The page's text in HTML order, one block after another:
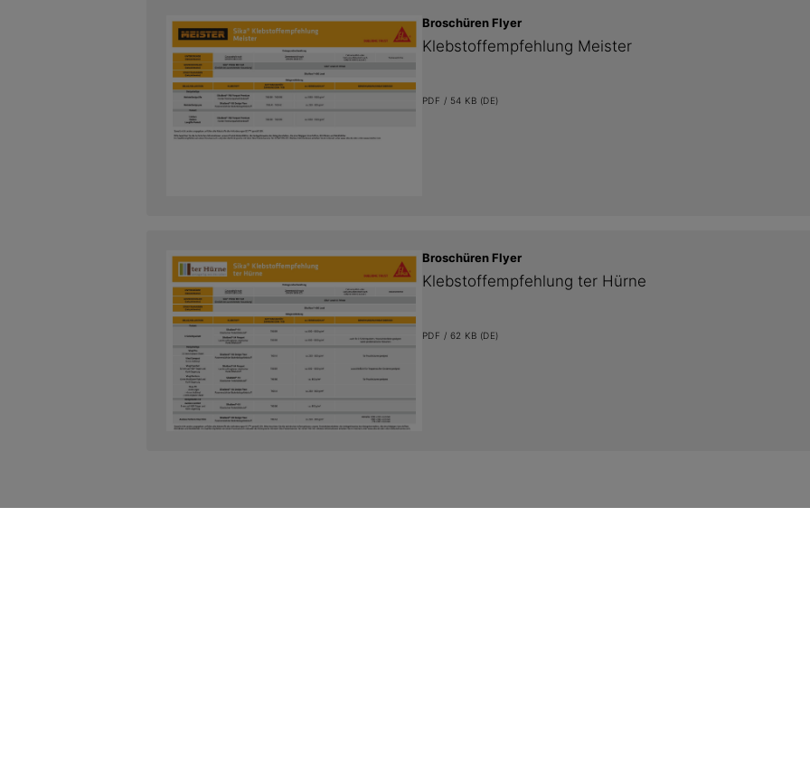
Broschüren Flyer
Klebstoffempfehlung Meister
PDF / 54 KB (DE)
Broschüren Flyer
Klebstoffempfehlung ter Hürne
PDF / 62 KB (DE)